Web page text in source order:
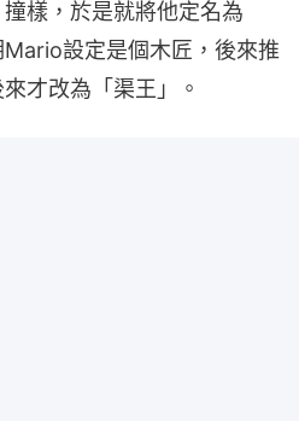
樣，於是就將他定名為
設定是個木匠，後來推
才改為「渠王」。